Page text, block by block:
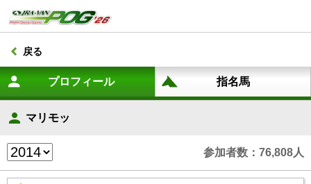
戻る
マリモッ
参加者数：76,808人